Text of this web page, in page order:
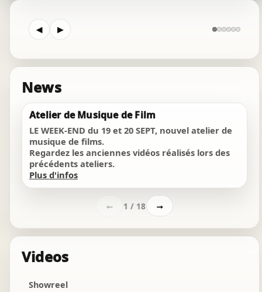
misophone primi piatti pomme metro
passion requiem
peer gynt
orchestral
radspirale
ambiant
orchestral
"vers les murmures" seq8
◀ ▶
News
Atelier de Musique de Film
LE WEEK-END du 19 et 20 SEPT, nouvel atelier de
musique de films.
Regardez les anciennes vidéos réalisés lors des
précédents ateliers.
Plus d'infos
← 1 / 18 →
Videos
Showreel
Chat Instantané
Hors ligne
En recherche de votre compositeur ?
Bonjour ! 👋